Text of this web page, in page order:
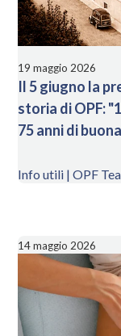
19 maggio 2026
Il 5 giugno la
storia di OPF:
75 anni di
Info utili | OPF
14 maggio 2026